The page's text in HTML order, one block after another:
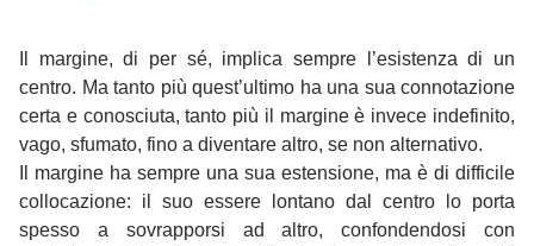
Il margine, di per sé, implica sempre l’esistenza di un
centro. Ma tanto più quest’ultimo ha una sua connotazione
certa e conosciuta, tanto più il margine è invece indefinito,
vago, sfumato, fino a diventare altro, se non alternativo.
Il margine ha sempre una sua estensione, ma è di difficile
collocazione: il suo essere lontano dal centro lo porta
spesso a sovrapporsi ad altro, confondendosi con